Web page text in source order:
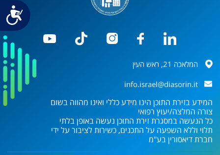
המלאכה 21, ראש העין
info.israel@diasorin.it
המידע בזירת התוכן הינו מידע כללי ואינו מהווה בשום
צורה המלצה/יעוץ רפואי
כל הנעשה במסגרת זירת התוכן נעשה באופן בלתי
תלוי וללא השפעה על התכנים, כשירות לציבור על ידי
חברתדיאסורין בע"מ